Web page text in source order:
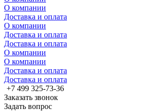
О компании
Доставка и оплата
О компании
Доставка и оплата
Доставка и оплата
О компании
О компании
Доставка и оплата
Доставка и оплата
+7 499 325-73-36
Заказать звонок
Задать вопрос